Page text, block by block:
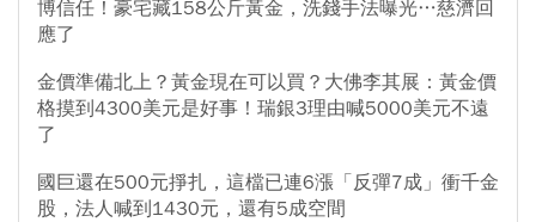
博信任！豪宅藏158公斤黃金，洗錢手法曝光…慈濟回
應了
金價準備北上？黃金現在可以買？大佛李其展：黃金價
格摸到4300美元是好事！瑞銀3理由喊5000美元不遠
了
國巨還在500元掙扎，這檔已連6漲「反彈7成」衝千金
股，法人喊到1430元，還有5成空間